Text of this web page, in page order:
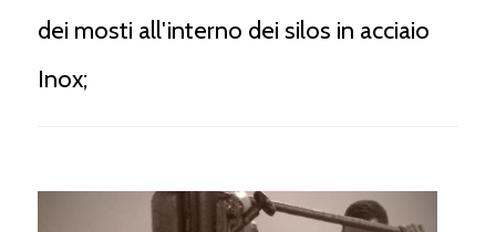
dei mosti all'interno dei silos in acciaio
Inox;